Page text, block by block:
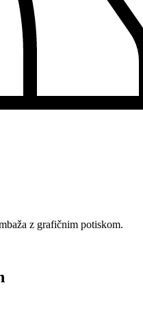
z grafičnim potiskom.